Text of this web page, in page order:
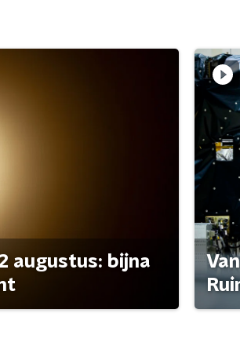
augustus: bijna